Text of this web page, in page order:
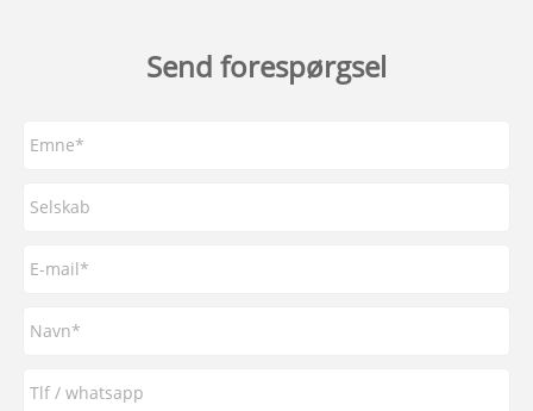
Send forespørgsel